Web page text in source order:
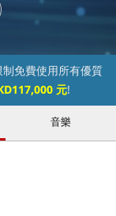
免費使用所有優質
元!
音樂